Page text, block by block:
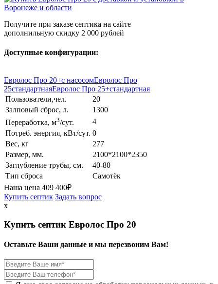
Получите при заказе септика на сайте
дополнильную скидку 2 000 рублей
Доступные конфигурации:
Евролос Про 20+с насосомЕвролос Про
25стандартнаяЕвролос Про 25+стандартная
Пользователи,чел.
20
Залповый сброс, л.
1300
Переработка, м3/сут.
4
Потреб. энергия, кВт/сут. 0
Вес, кг
277
Размер, мм.
2100*2100*2350
Заглубление трубы, см.
40-80
Тип сброса
Самотёк
Наша цена 409 400₽
Купить септик Задать вопрос
x
Купить септик Евролос Про 20
Оставьте Ваши данные и мы перезвоним Вам!